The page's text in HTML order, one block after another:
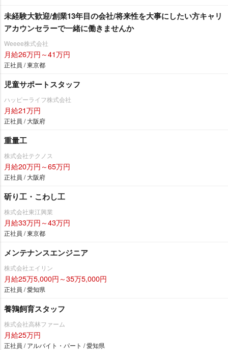
未経験大歓迎/創業13年目の会社/将来性を大事にしたい方キャリ
アカウンセラーで一緒に働きませんか
Weeee株式会社
月給26万円～41万円
正社員 / 東京都
児童サポートスタッフ
ハッピーライフ株式会社
月給21万円
正社員 / 大阪府
重量工
株式会社テクノス
月給20万円～65万円
正社員 / 大阪府
斫り工・こわし工
株式会社東江興業
月給33万円～43万円
正社員 / 東京都
メンテナンスエンジニア
株式会社エイリン
月給25万5,000円～35万5,000円
正社員 / 愛知県
養鶉飼育スタッフ
株式会社高林ファーム
月給25万円
正社員 / アルバイト・パート / 愛知県